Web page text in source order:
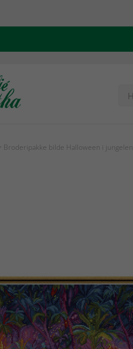
> Broderipakke bilde Halloween i jungelen